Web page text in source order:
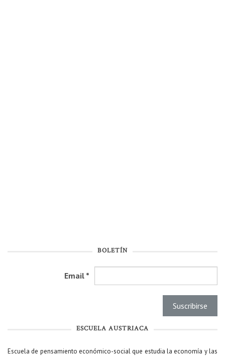
BOLETÍN
Email *
ESCUELA AUSTRIACA
Escuela de pensamiento económico-social que estudia la economía y las